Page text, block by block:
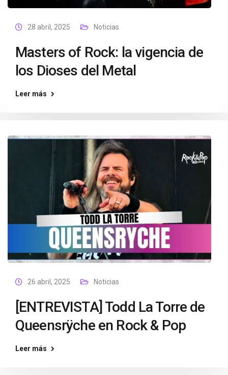
28 abril, 2025 Noticias
Masters of Rock: la vigencia de
los Dioses del Metal
Leer más
26 abril, 2025 Noticias
[ENTREVISTA] Todd La Torre de
Queensrÿche en Rock & Pop
Leer más